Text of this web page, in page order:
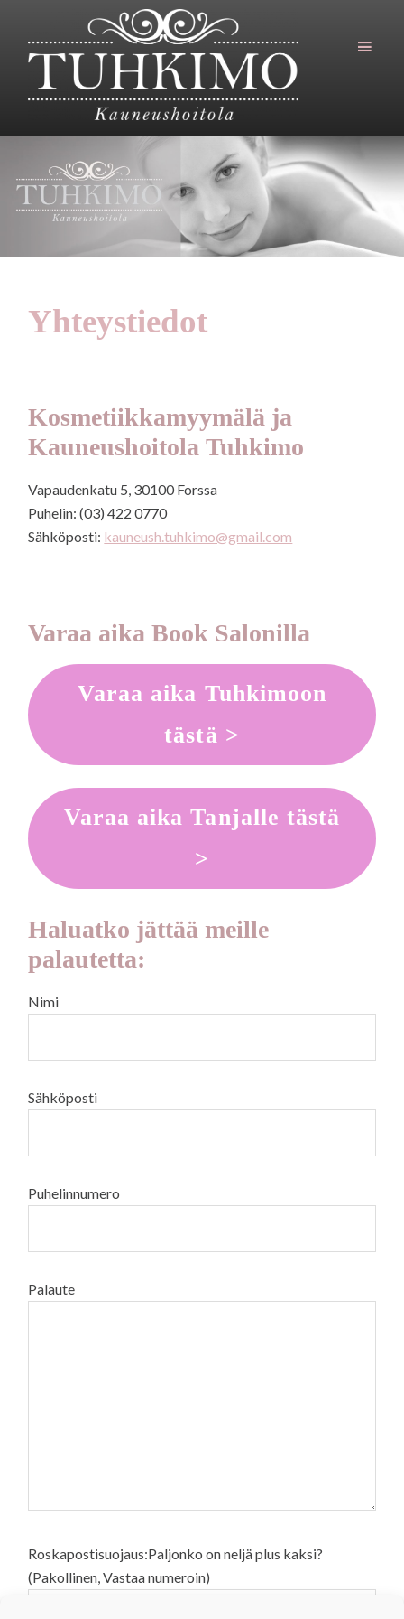
Yhteystiedot
Kosmetiikkamyymälä ja
Kauneushoitola Tuhkimo
Vapaudenkatu 5, 30100 Forssa
Puhelin: (03) 422 0770
Sähköposti: kauneush.tuhkimo@gmail.com
Varaa aika Book Salonilla
Varaa aika Tuhkimoon
tästä >
Varaa aika Tanjalle tästä
>
Haluatko jättää meille
palautetta:
Nimi
Sähköposti
Puhelinnumero
Palaute
Roskapostisuojaus:Paljonko on neljä plus kaksi?
(Pakollinen, Vastaa numeroin)